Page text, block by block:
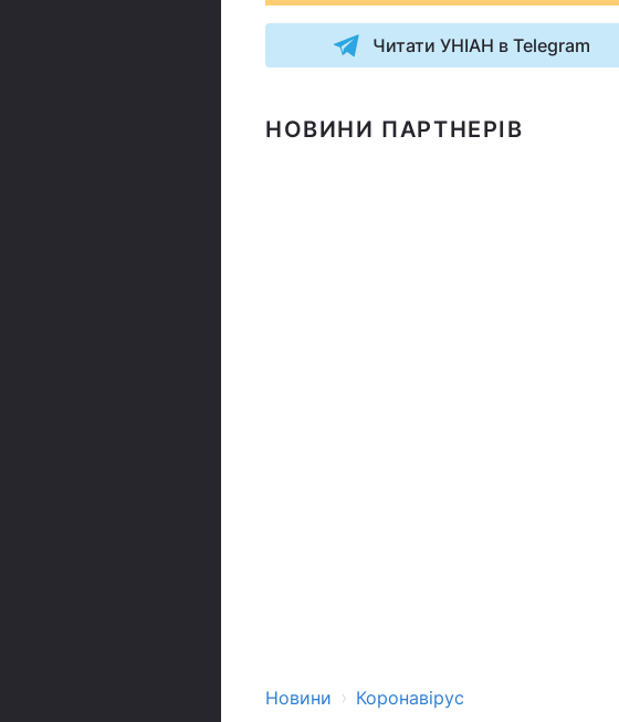
Читати УНІАН в Telegram
НОВИНИ ПАРТНЕРІВ
Новини › Коронавірус